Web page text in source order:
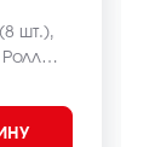
шт.),